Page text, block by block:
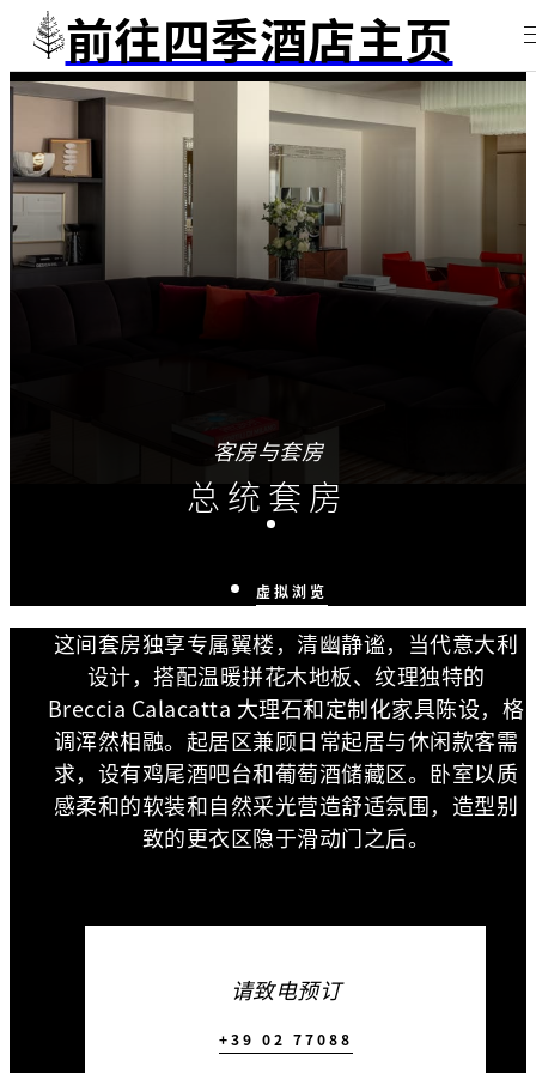
前往四季酒店主页
客房与套房
总统套房
虚拟浏览
这间套房独享专属翼楼，清幽静谧，当代意大利
设计，搭配温暖拼花木地板、纹理独特的
Breccia Calacatta 大理石和定制化家具陈设，格
调浑然相融。起居区兼顾日常起居与休闲款客需
求，设有鸡尾酒吧台和葡萄酒储藏区。卧室以质
感柔和的软装和自然采光营造舒适氛围，造型别
致的更衣区隐于滑动门之后。
请致电预订
+39 02 77088